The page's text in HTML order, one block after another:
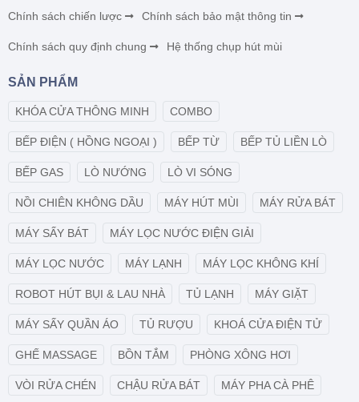
Chính sách chiến lược Chính sách bảo mật thông tin
Chính sách quy định chung Hệ thống chụp hút mùi
SẢN PHẨM
KHÓA CỬA THÔNG MINH COMBO
BẾP ĐIỆN ( HỒNG NGOẠI ) BẾP TỪ BẾP TỦ LIỀN LÒ
BẾP GAS LÒ NƯỚNG LÒ VI SÓNG
NỒI CHIÊN KHÔNG DẦU MÁY HÚT MÙI MÁY RỬA BÁT
MÁY SẤY BÁT MÁY LỌC NƯỚC ĐIỆN GIẢI
MÁY LỌC NƯỚC MÁY LẠNH MÁY LỌC KHÔNG KHÍ
ROBOT HÚT BỤI & LAU NHÀ TỦ LẠNH MÁY GIẶT
MÁY SẤY QUẦN ÁO TỦ RƯỢU KHOÁ CỬA ĐIỆN TỬ
GHẾ MASSAGE BỒN TẮM PHÒNG XÔNG HƠI
VÒI RỬA CHÉN CHẬU RỬA BÁT MÁY PHA CÀ PHÊ